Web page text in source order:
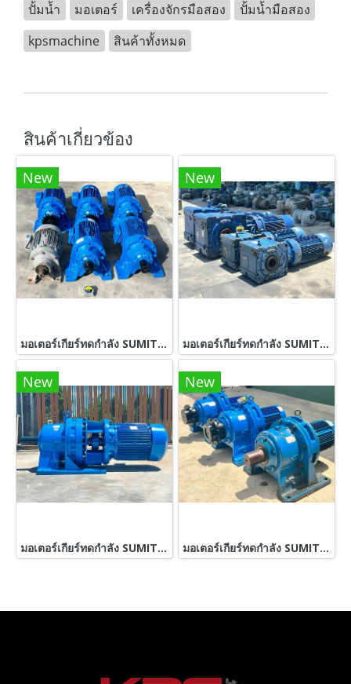
ปั้มน้ำ
มอเตอร์ เครื่องจักรมือสอง
ปั้มน้ำมือสอง
kpsmachine
สินค้าทั้งหมด
สินค้าเกี่ยวข้อง
New
มอเตอร์เกียร์ทดกำลัง SUMITOMO JAPAN ขนาด 5 HP 380V สภาพสวยพร้อมใช้ เข้ามา 7 ตัว
New
มอเตอร์เกียร์ทดกำลัง SUMITOMO JAPANขนาด 7.5 HP (ทรงเพลาทะลุ) 380V รุ่นพิเศษมีเบรคในตัว เข้ามา 2 คู่ 4 ตัว
New
มอเตอร์เกียร์ทดกำลัง SUMITOMO JAPAN ขนาด 60 HP อัตราทด 1 : 43 ( 22 rpm ) 380V รุ่นใหญ่งานหนัก Heavy Deuty
New
มอเตอร์เกียร์ทดกำลัง SUMITOMO JAPAN ขนาด 5 HP อัตราทด 1 : 87 ( 17 rpm ) 380V เข้ามา 3 ตัว